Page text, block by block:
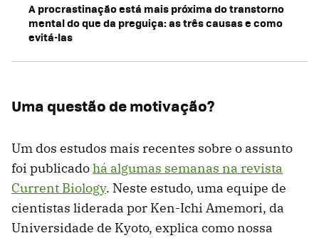
A procrastinação está mais próxima do transtorno
mental do que da preguiça: as três causas e como
evitá-las
Uma questão de motivação?
Um dos estudos mais recentes sobre o assunto
foi publicadohá algumas semanas na revista
Current Biology. Neste estudo, uma equipe de
cientistas liderada por Ken-Ichi Amemori, da
Universidade de Kyoto, explica como nossa